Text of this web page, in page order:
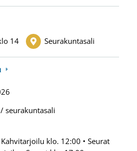
14 Seurakuntasali
seurakuntasali
klo. 12:00 • Seurat